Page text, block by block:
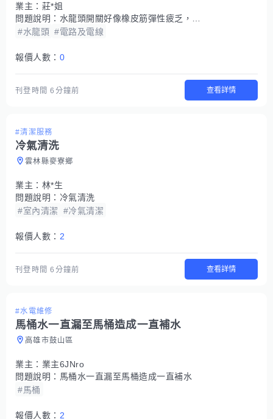
業主： 莊*姐
問題說明： 水龍頭開關好像橡皮筋彈性疲乏，一直滴水
#水龍頭 #電路及電線
報價人數： 0
刊登時間6分鐘前 查看詳情
#清潔服務
冷氣清洗
雲林縣麥寮鄉
業主： 林*生
問題說明： 冷氣清洗
#室內清潔
#冷氣清潔
報價人數： 2
刊登時間6分鐘前 查看詳情
#水電維修
馬桶水一直漏至馬桶造成一直補水
高雄市鼓山區
業主： 業主6JNro
問題說明： 馬桶水一直漏至馬桶造成一直補水
#馬桶
報價人數： 2